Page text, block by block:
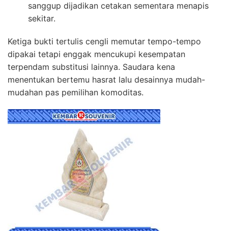
sanggup dijadikan cetakan sementara menapis
sekitar.
Ketiga bukti tertulis cengli memutar tempo-tempo
dipakai tetapi enggak mencukupi kesempatan
terpendam substitusi lainnya. Saudara kena
menentukan bertemu hasrat lalu desainnya mudah-
mudahan pas pemilihan komoditas.